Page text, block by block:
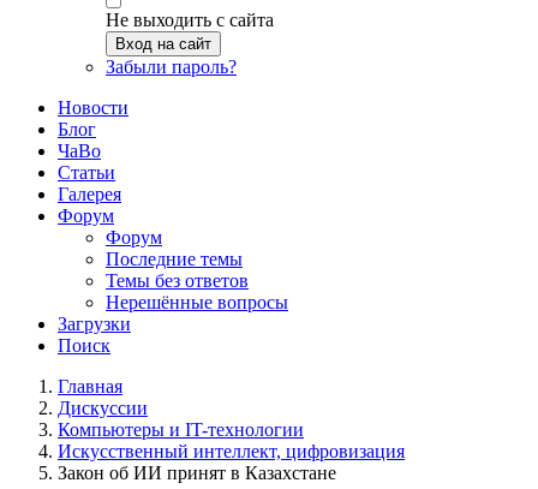
Не выходить с сайта
Вход на сайт
Забыли пароль?
Новости
Блог
ЧаВо
Статьи
Галерея
Форум
Форум
Последние темы
Темы без ответов
Нерешённые вопросы
Загрузки
Поиск
Главная
Дискуссии
Компьютеры и IT-технологии
Искусственный интеллект, цифровизация
Закон об ИИ принят в Казахстане